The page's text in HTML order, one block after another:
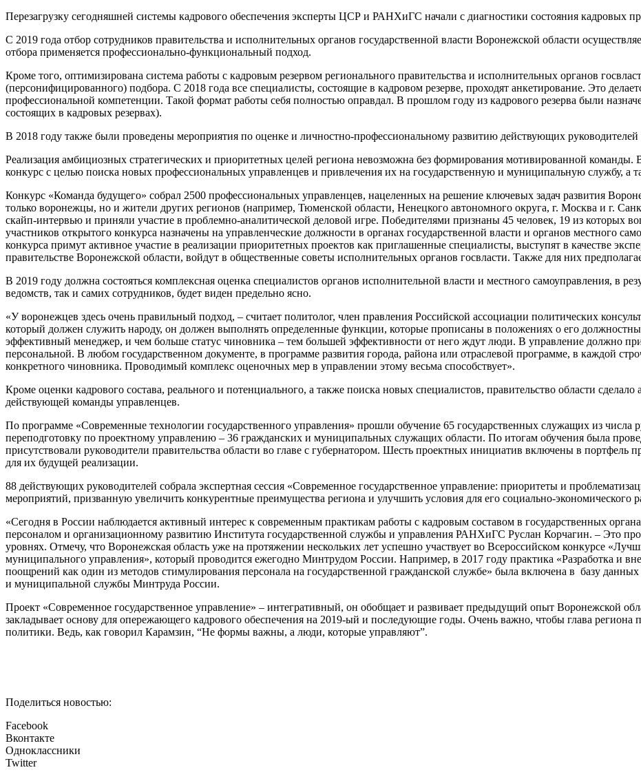
Перезагрузку сегодняшней системы кадрового обеспечения эксперты ЦСР и РАНХиГС начали с диагностики состояния кадровых
С 2019 года отбор сотрудников правительства и исполнительных органов государственной власти Воронежской области
отбора применяется профессионально-функциональный подход.
Кроме того, оптимизирована система работы с кадровым резервом регионального правительства и исполнительных органов
(персонифицированного) подбора. С 2018 года все специалисты, состоящие в кадровом резерве, проходят анкетирование. Это
профессиональной компетенции. Такой формат работы себя полностью оправдал. В прошлом году из кадрового резерва были
состоящих в кадровых резервах).
В 2018 году также были проведены мероприятия по оценке и личностно-профессиональному развитию действующих
Реализация амбициозных стратегических и приоритетных целей региона невозможна без формирования мотивированной команды.
конкурс с целью поиска новых профессиональных управленцев и привлечения их на государственную и муниципальную службу, а
Конкурс «Команда будущего» собрал 2500 профессиональных управленцев, нацеленных на решение ключевых задач развития
только воронежцы, но и жители других регионов (например, Тюменской области, Ненецкого автономного округа, г. Москва и г.
скайп-интервью и приняли участие в проблемно-аналитической деловой игре. Победителями признаны 45 человек, 19 из которых
участников открытого конкурса назначены на управленческие должности в органах государственной власти и органов местного
конкурса примут активное участие в реализации приоритетных проектов как приглашенные специалисты, выступят в качестве
правительстве Воронежской области, войдут в общественные советы исполнительных органов госвласти. Также для них
В 2019 году должна состояться комплексная оценка специалистов органов исполнительной власти и местного самоуправления, в
ведомств, так и самих сотрудников, будет виден предельно ясно.
«У воронежцев здесь очень правильный подход, – считает политолог, член правления Российской ассоциации политических
который должен служить народу, он должен выполнять определенные функции, которые прописаны в положениях о его
эффективный менеджер, и чем больше статус чиновника – тем большей эффективности от него ждут люди. В управление должно
персональной. В любом государственном документе, в программе развития города, района или отраслевой программе, в каждой
конкретного чиновника. Проводимый комплекс оценочных мер в управлении этому весьма способствует».
Кроме оценки кадрового состава, реального и потенциального, а также поиска новых специалистов, правительство области
действующей команды управленцев.
По программе «Современные технологии государственного управления» прошли обучение 65 государственных служащих из числа
переподготовку по проектному управлению – 36 гражданских и муниципальных служащих области. По итогам обучения была
присутствовали руководители правительства области во главе с губернатором. Шесть проектных инициатив включены в портфель
для их будущей реализации.
88 действующих руководителей собрала экспертная сессия «Современное государственное управление: приоритеты и
мероприятий, призванную увеличить конкурентные преимущества региона и улучшить условия для его социально-экономического
«Сегодня в России наблюдается активный интерес к современным практикам работы с кадровым составом в государственных
персоналом и организационному развитию Института государственной службы и управления РАНХиГС Руслан Корчагин. – Это
уровнях. Отмечу, что Воронежская область уже на протяжении нескольких лет успешно участвует во Всероссийском конкурсе
муниципального управления», который проводится ежегодно Минтрудом России. Например, в 2017 году практика «Разработка и
поощрений как один из методов стимулирования персонала на государственной гражданской службе» была включена в базу
и муниципальной службы Минтруда России.
Проект «Современное государственное управление» – интегративный, он обобщает и развивает предыдущий опыт Воронежской
закладывает основу для опережающего кадрового обеспечения на 2019-ый и последующие годы. Очень важно, чтобы глава региона
политики. Ведь, как говорил Карамзин, “Не формы важны, а люди, которые управляют”.
Поделиться новостью:
Facebook
Вконтакте
Одноклассники
Twitter